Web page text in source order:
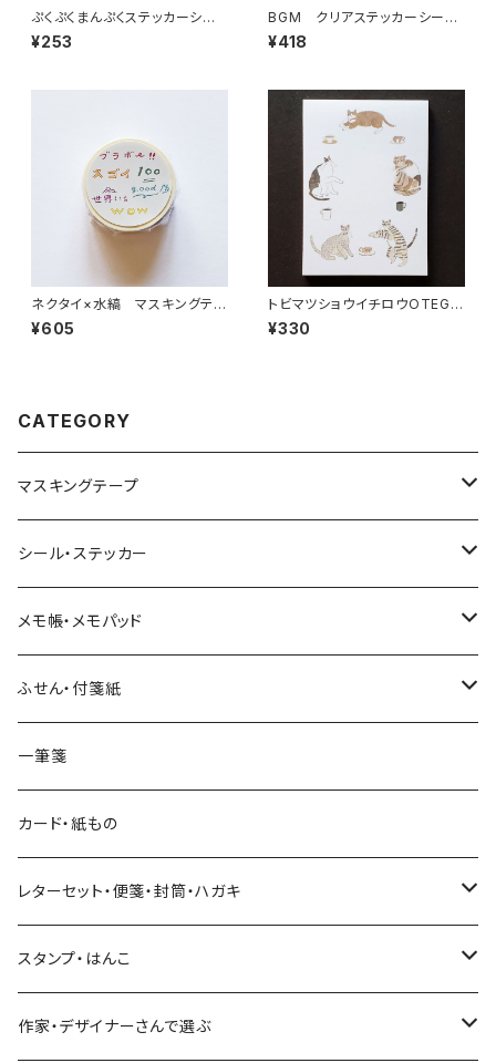
ぷくぷくまんぷくステッカーシー
ル 82315 軽食 喫茶メニュー
¥253
BGM クリアステッカーシール
IRIDE・喫茶アラモード 3枚入
り
¥418
ネクタイ×水縞 マスキングテー
プ 盛り上げワード 文字
¥605
トビマツショウイチロウOTEGA
RU MEMO 猫三昧 メモ帳
¥330
CATEGORY
マスキングテープ
ヨハク
和紙
透明クリア
Hutte paper works （プロペラスタジオ）
ネクタイ
透明クリアテープ
柄・モチーフで選ぶ（マステ）
いちご・ストロベリー
フルーツ・野菜
マインドウェイブ
水縞
大枝活版室
シール・ステッカー
フレークシール
パピアプラッツ（作家もの）
ヨハク
ステッカーシール
マインドウェイブ
田村美紀
立体シール
メモ帳・メモパッド
ヨハク
HUTTE PAPER WORKS
表現社（作家もの）
星燈社
古川紙工
大枝活版室
ふせん・付箋紙
ヨハク
HUTTE PAPER WORKS
古川紙工
表現社（作家もの）
ロール付箋
一筆箋
カード・紙もの
レターセット・便箋・封筒・ハガキ
古川紙工
表現社（作家もの）
スタンプ・はんこ
Hutte paper works
作家・デザイナーさんで選ぶ